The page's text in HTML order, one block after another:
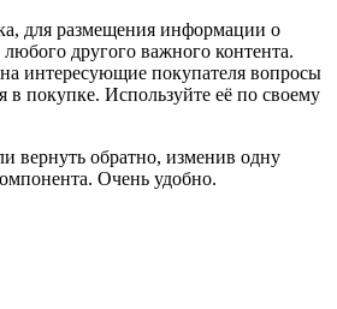
для размещения информации о
другого важного контента.
интересующие покупателя вопросы
в покупке. Используйте её по своему
вернуть обратно, изменив одну
Очень удобно.